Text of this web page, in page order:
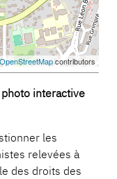
OpenStreetMapcontributors
interactive
les
relevées à
des droits des